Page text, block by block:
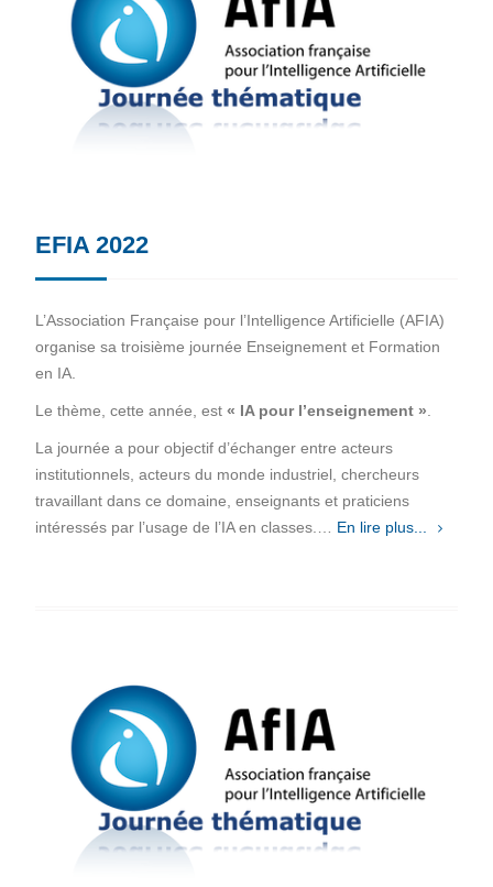
EFIA 2022
L’Association Française pour l’Intelligence Artificielle (AFIA)
organise sa troisième journée Enseignement et Formation
en IA.
Le thème, cette année, est « IA pour l’enseignement ».
La journée a pour objectif d’échanger entre acteurs
institutionnels, acteurs du monde industriel, chercheurs
travaillant dans ce domaine, enseignants et praticiens
intéressés par l’usage de l’IA en classes.… En lire plus...